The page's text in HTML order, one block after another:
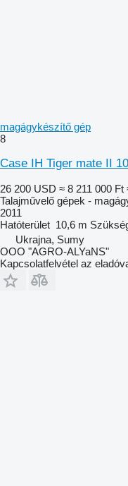
magágykészítő gép
8
Case IH Tiger mate II
26 200 USD ≈ 8 211 000 Ft
Talajművelő gépek -
2011
Hatóterület 10,6 m
Ukrajna, Sumy
OOO "AGRO-ALYaNS"
Kapcsolatfelvétel az